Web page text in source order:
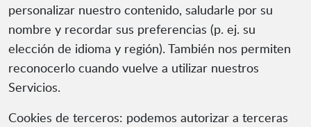
personalizar nuestro contenido, saludarle por su
nombre y recordar sus preferencias (p. ej. su
elección de idioma y región). También nos permiten
reconocerlo cuando vuelve a utilizar nuestros
Servicios.
Cookies de terceros: podemos autorizar a terceras